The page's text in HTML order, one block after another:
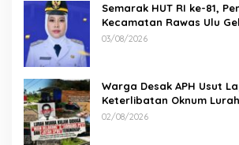
Semarak HUT RI ke-81,
Kecamatan Rawas Ulu
Lomba
03/08/2026
Warga Desak APH Usut Laporan Dugaan
Keterlibatan Oknum
02/08/2026